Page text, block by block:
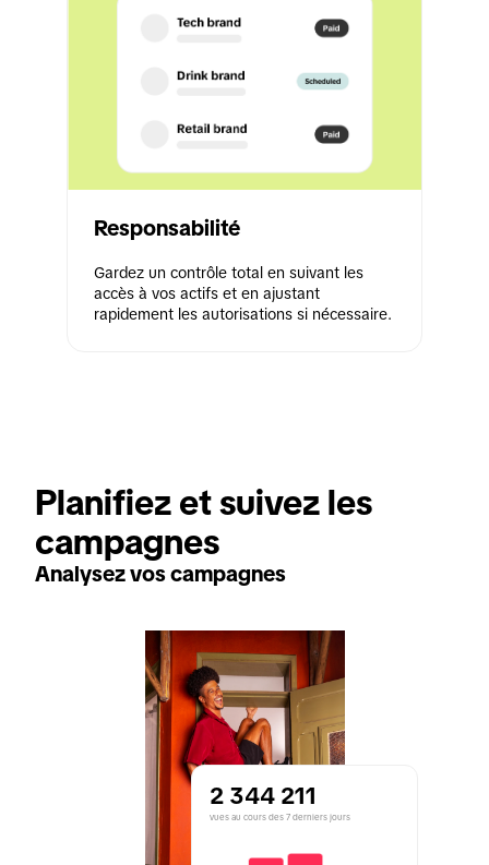
Responsabilité
Gardez un contrôle total en suivant les
accès à vos actifs et en ajustant
Planifiez et suivez les
campagnes
Analysez vos campagnes
2 344 211
vues au cours des 7 derniers jours